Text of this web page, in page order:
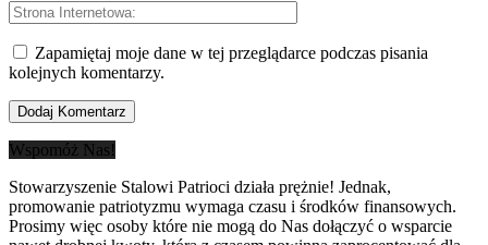
Zapamiętaj moje dane w tej przeglądarce podczas pisania
kolejnych komentarzy.
Wspomóż Nas!
Stowarzyszenie Stalowi Patrioci działa prężnie! Jednak,
promowanie patriotyzmu wymaga czasu i środków finansowych.
Prosimy więc osoby które nie mogą do Nas dołączyć o wsparcie